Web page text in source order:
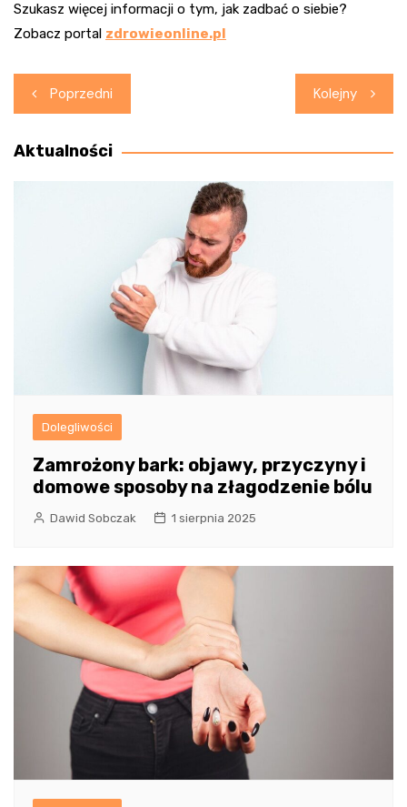
Szukasz więcej informacji o tym, jak zadbać o siebie?
Zobacz portal zdrowieonline.pl
Nawigacja
wpisu
Poprzedni Kolejny
Aktualności
Dolegliwości
Zamrożony bark: objawy, przyczyny i
domowe sposoby na złagodzenie bólu
Dawid Sobczak 1 sierpnia 2025